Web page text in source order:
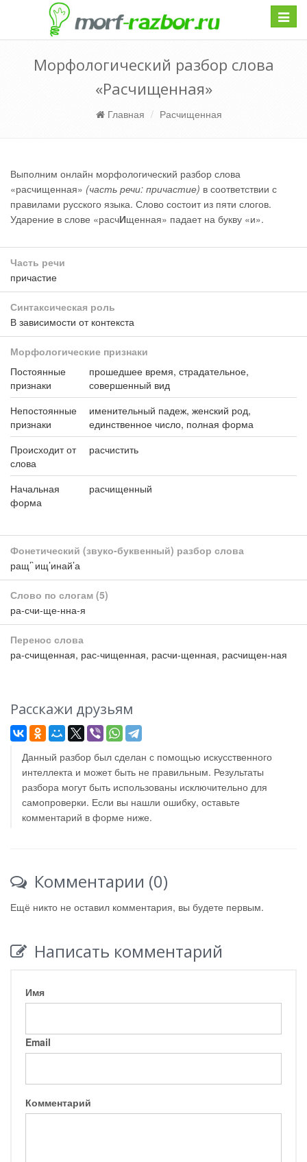
Морфологический разбор слова
«Расчищенная»
Главная Расчищенная
Выполним онлайн морфологический разбор слова
«расчищенная» (часть речи: причастие) в соответствии с
правилами русского языка. Слово состоит из пяти слогов.
Ударение в слове «расчИщенная» падает на букву «и».
Часть речи
причастие
Синтаксическая роль
В зависимости от контекста
Морфологические признаки
Постоянные
признаки
прошедшее время, страдательное,
совершенный вид
Непостоянные
признаки
именительный падеж, женский род,
единственное число, полная форма
Происходит от
слова
расчистить
Начальная
форма
расчищенный
Фонетический (звуко-буквенный) разбор слова
ращ’`ищ’инай’а
Слово по слогам (5)
ра-счи-ще-нна-я
Перенос слова
ра-счищенная, рас-чищенная, расчи-щенная, расчищен-ная
Расскажи друзьям
Данный разбор был сделан с помощью искусственного
интеллекта и может быть не правильным. Результаты
разбора могут быть использованы исключительно для
самопроверки. Если вы нашли ошибку, оставьте
комментарий в форме ниже.
Комментарии (0)
Ещё никто не оставил комментария, вы будете первым.
Написать комментарий
Имя
Email
Комментарий